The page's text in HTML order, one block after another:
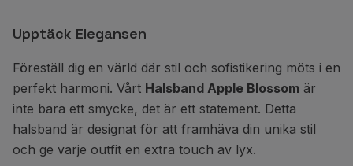
Upptäck Elegansen
Föreställ dig en värld där stil och sofistikering möts i en
perfekt harmoni. Vårt Halsband Apple Blossom är
inte bara ett smycke, det är ett statement. Detta
halsband är designat för att framhäva din unika stil
och ge varje outfit en extra touch av lyx.